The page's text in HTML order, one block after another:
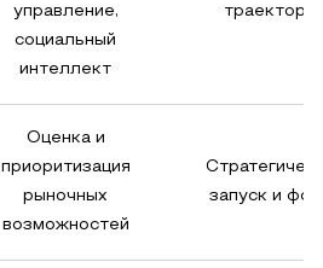
управление,
социальный
интеллект
Оценка и
приоритизация
рыночных
возможностей
запуск и